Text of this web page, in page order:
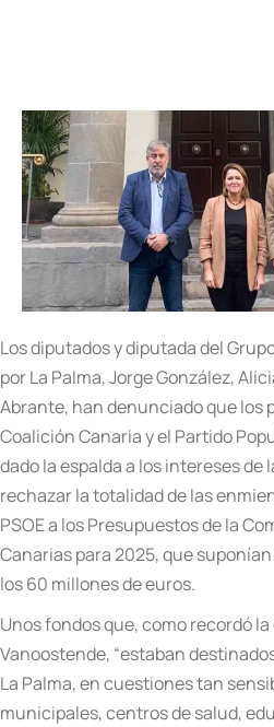
Los diputados y diputada del
por La Palma, Jorge González,
Abrante, han denunciado que los
Coalición Canaria y el Partido
dado la espalda a los intereses de
rechazar la totalidad de las
PSOE a los Presupuestos de la
Canarias para 2025, que
los 60 millones de euros.
Unos fondos que, como recordó
Vanoostende, “estaban
La Palma, en cuestiones tan
municipales, centros de salud,